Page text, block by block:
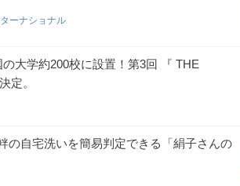
ーナショナル
大学約200校に設置！第3回 『 THE
定。
の自宅洗いを簡易判定できる「絹子さんの